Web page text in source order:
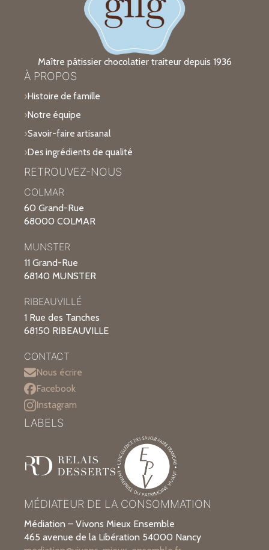
Maître pâtissier chocolatier traiteur depuis 1936
À PROPOS
Histoire de famille
Notre équipe
Savoir-faire artisanal
Des ingrédients de qualité
RETROUVEZ-NOUS
COLMAR
60 Grand-Rue
68000 COLMAR
MUNSTER
11 Grand-Rue
68140 MUNSTER
RIBEAUVILLÉ
1 Rue des Tanches
68150 RIBEAUVILLE
CONTACT
Nous écrire
Facebook
Instagram
MÉDIATEUR DE LA CONSOMMATION
Médiation – Vivons Mieux Ensemble
465 avenue de la Libération 54000 Nancy
LABELS